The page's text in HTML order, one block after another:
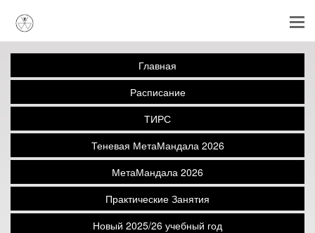
Главная
Расписание
ТИРС
Теневая МетаМандала 2026
МетаМандала 2026
Практические Занятия
Новый 2025/26 учебный год